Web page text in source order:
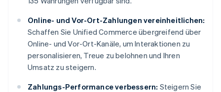
Online- und Vor-Ort-Zahlungen vereinheitlichen:
Schaffen Sie Unified Commerce übergreifend über
Online- und Vor-Ort-Kanäle, um Interaktionen zu
personalisieren, Treue zu belohnen und Ihren
Umsatz zu steigern.
Zahlungs-Performance verbessern: Steigern Sie